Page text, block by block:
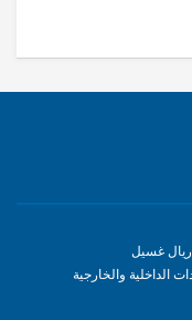
شركة تنظيف مكيفات بالرياض 10 ريال غسيل